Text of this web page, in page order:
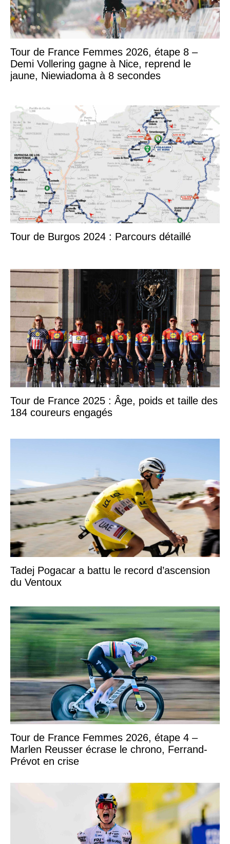
Tour de France Femmes 2026, étape 8 –
Demi Vollering gagne à Nice, reprend le
jaune, Niewiadoma à 8 secondes
Tour de Burgos 2024 : Parcours détaillé
Tour de France 2025 : Âge, poids et taille des
184 coureurs engagés
Tadej Pogacar a battu le record d’ascension
du Ventoux
Tour de France Femmes 2026, étape 4 –
Marlen Reusser écrase le chrono, Ferrand-
Prévot en crise